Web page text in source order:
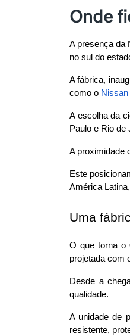
Onde
A presença da
no sul do
A fábrica,
como o
A escolha da
Paulo e Rio de
A proximidade
Este
América
Uma
O que torna o
projetada com
Desde a
qualidade.
A unidade de
resistente,